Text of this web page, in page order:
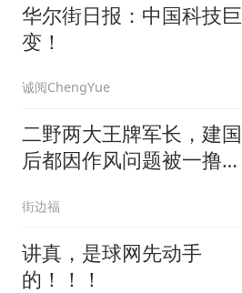
华尔街日报：中国科技巨
变！
诚阅ChengYue
二野两大王牌军长，建国
后都因作风问题被一撸到
街边福
讲真，是球网先动手
的！！！